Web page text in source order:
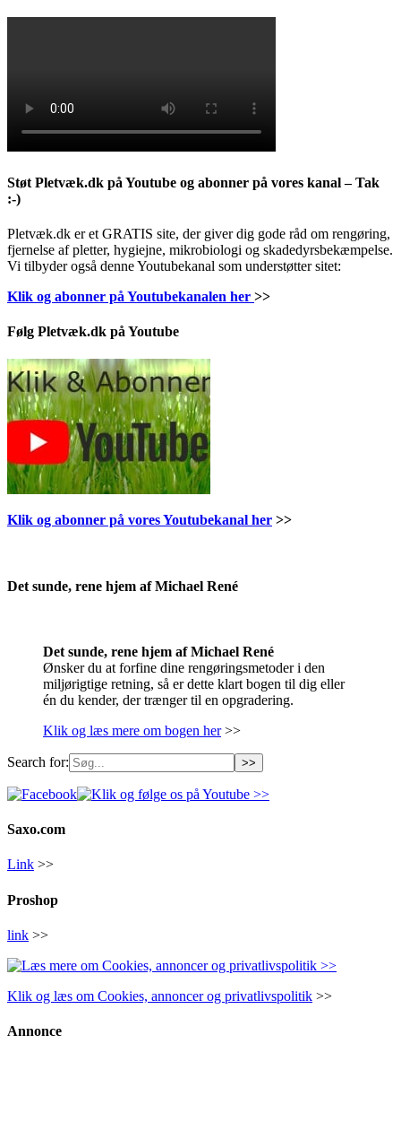
Støt Pletvæk.dk på Youtube og abonner på vores kanal – Tak
:-)
Pletvæk.dk er et GRATIS site, der giver dig gode råd om rengøring,
fjernelse af pletter, hygiejne, mikrobiologi og skadedyrsbekæmpelse.
Vi tilbyder også denne Youtubekanal som understøtter sitet:
Klik og abonner på Youtubekanalen her >>
Følg Pletvæk.dk på Youtube
Klik og abonner på vores Youtubekanal her >>
Det sunde, rene hjem af Michael René
Det sunde, rene hjem af Michael René
Ønsker du at forfine dine rengøringsmetoder i den
miljørigtige retning, så er dette klart bogen til dig eller
én du kender, der trænger til en opgradering.
Klik og læs mere om bogen her>>
Search for:
Saxo.com
Link >>
Proshop
link >>
Klik og læs om Cookies, annoncer og privatlivspolitik >>
Annonce